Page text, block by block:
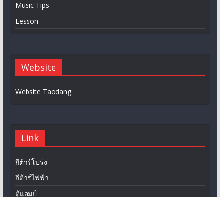
Music Tips
Lesson
Website
Website Taodang
Link
กีต้าร์โปร่ง
กีต้าร์ไฟฟ้า
ตู้แอมป์